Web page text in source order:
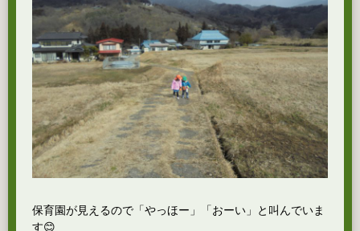
保育園が見えるので「やっほー」「おーい」と叫んでいま
す😊